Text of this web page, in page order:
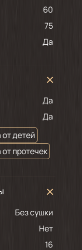
60
75
Да
Да
Да
детей
протечек
Без сушки
Нет
16